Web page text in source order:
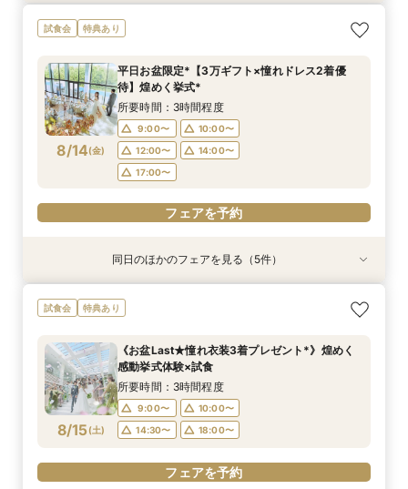
8/13(木)
【初めての見学がお得！】1stステップ相談会＆
試食×予算相談
9:00〜
10:00〜
12:00〜
14:00〜
17:00〜
フェアを予約
8/13(木)
【6名～30名の少人数婚】挙式＆会食Newプラ
ン誕生！無料試食付
9:00〜
10:00〜
12:00〜
14:00〜
17:00〜
フェアを予約
8/13(木)
【2件目以降に】ふたりの悩みを解消！3大プレ
花嫁体験付き相談会
9:00〜
10:00〜
12:00〜
14:00〜
17:00〜
フェアを予約
8/13(木)
【遠方の方◎スマホで簡単！】オンラインで会場
案内＆相談会♪
9:00〜
10:00〜
12:00〜
16:00〜
18:00〜
フェアを予約
8/13(木)
【気軽にサクッと90分♪】まるごと会場案内～お
見積り相談◎
9:00〜
10:00〜
12:00〜
14:00〜
17:00〜
フェアを予約
試食会 特典あり
8/14(金)
平日お盆限定*【3万ギフト×憧れドレス2着優
待】煌めく挙式*
所要時間：3時間程度
9:00〜
10:00〜
12:00〜
14:00〜
17:00〜
フェアを予約
特典あり
8/14(金)
【初めての見学がお得！】1stステップ相談会＆
試食×予算相談
9:00〜
10:00〜
12:00〜
14:00〜
17:00〜
特典あり
8/14(金)
【6名～30名の少人数婚】挙式＆会食Newプラ
ン誕生！無料試食付
9:00〜
10:00〜
12:00〜
14:00〜
17:00〜
特典あり
8/14(金)
【2件目以降に】ふたりの悩みを解消！3大プレ
花嫁体験付き相談会
9:00〜
10:00〜
12:00〜
14:00〜
17:00〜
8/14(金)
【遠方の方◎スマホで簡単！】オンラインで会場
案内＆相談会♪
9:00〜
10:00〜
12:00〜
16:00〜
18:00〜
8/14(金)
【気軽にサクッと90分♪】まるごと会場案内～お
見積り相談◎
9:00〜
10:00〜
12:00〜
14:00〜
17:00〜
同日のほかのフェアを見る（5件）
試食会 特典あり
8/15(土)
《お盆Last★憧れ衣装3着プレゼント*》煌めく
感動挙式体験×試食
所要時間：3時間程度
9:00〜
10:00〜
14:30〜
18:00〜
フェアを予約